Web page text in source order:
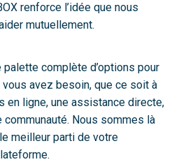
renforce l’idée que nous
mutuellement.
complète d’options pour
avez besoin, que ce soit à
en ligne, une assistance directe,
Nous sommes là
meilleur parti de votre